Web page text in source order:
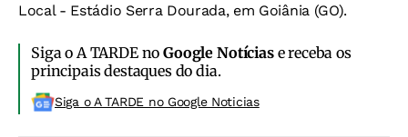
Local - Estádio Serra Dourada, em Goiânia (GO).
Siga o A TARDE noGoogle Notíciase receba os
principais destaques do dia.
Siga o A TARDE no Google Noticias